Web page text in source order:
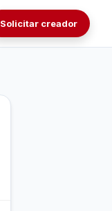
Solicitar creador